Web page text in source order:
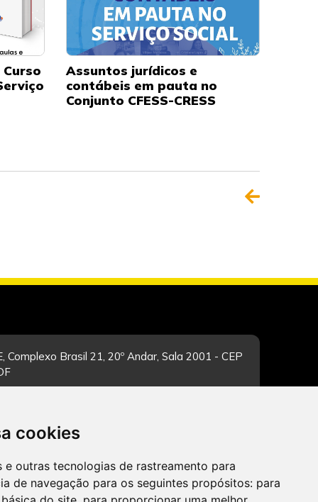
cookies
e outras tecnologias de rastreamento para
de navegação para os seguintes propósitos: para
Assuntos jurídicos e
contábeis em pauta no
Conjunto CFESS-CRESS
Complexo Brasil 21, 20º Andar, Sala 2001 - CEP